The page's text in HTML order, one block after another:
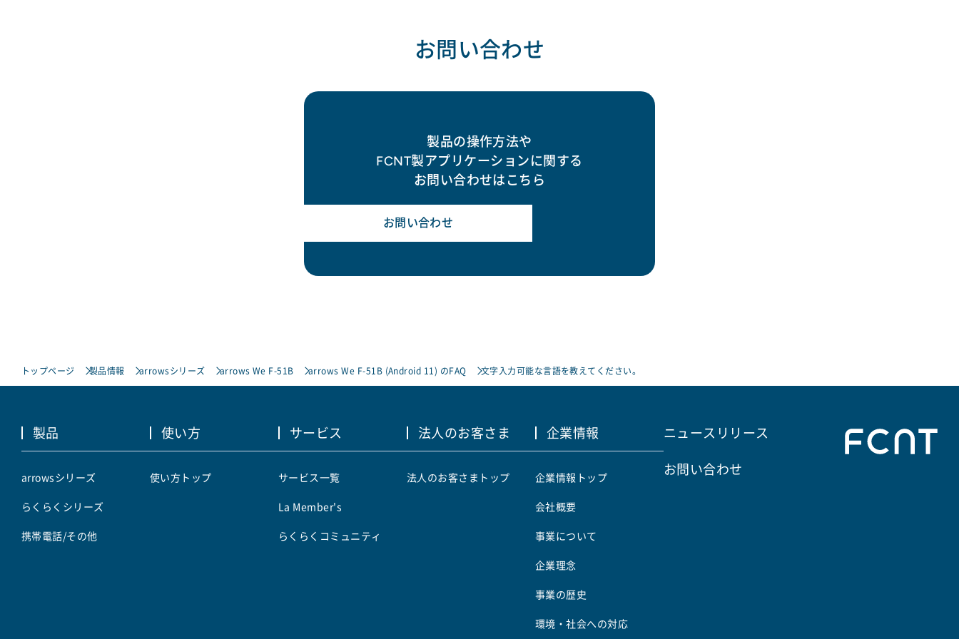
お問い合わせ
製品の操作方法や
FCNT製アプリケーションに関する
お問い合わせはこちら
お問い合わせ
トップページ 製品情報 arrowsシリーズ arrows We F-51B arrows We F-51B (Android 11) のFAQ 文字入力可能な言語を教えてください。
製品
arrowsシリーズ
らくらくシリーズ
携帯電話/その他
使い方
使い方トップ
サービス
サービス一覧
La Member's
らくらくコミュニティ
法人のお客さま
法人のお客さまトップ
企業情報
企業情報トップ
会社概要
事業について
企業理念
事業の歴史
環境・社会への対応
ニュースリリース
お問い合わせ